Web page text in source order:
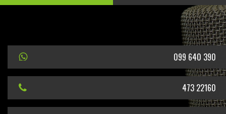
099 640 390
473 22160